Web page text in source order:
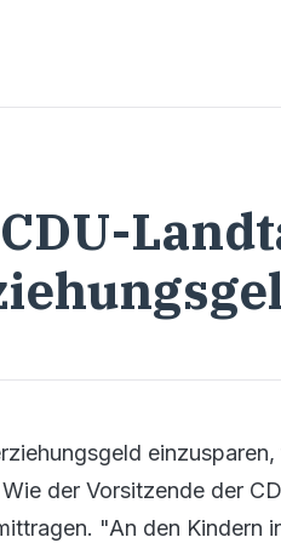
der Vorsitzende der
"An den Kindern